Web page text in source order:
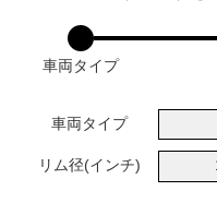
車両タイプ
車両タイプ
リム径(インチ)